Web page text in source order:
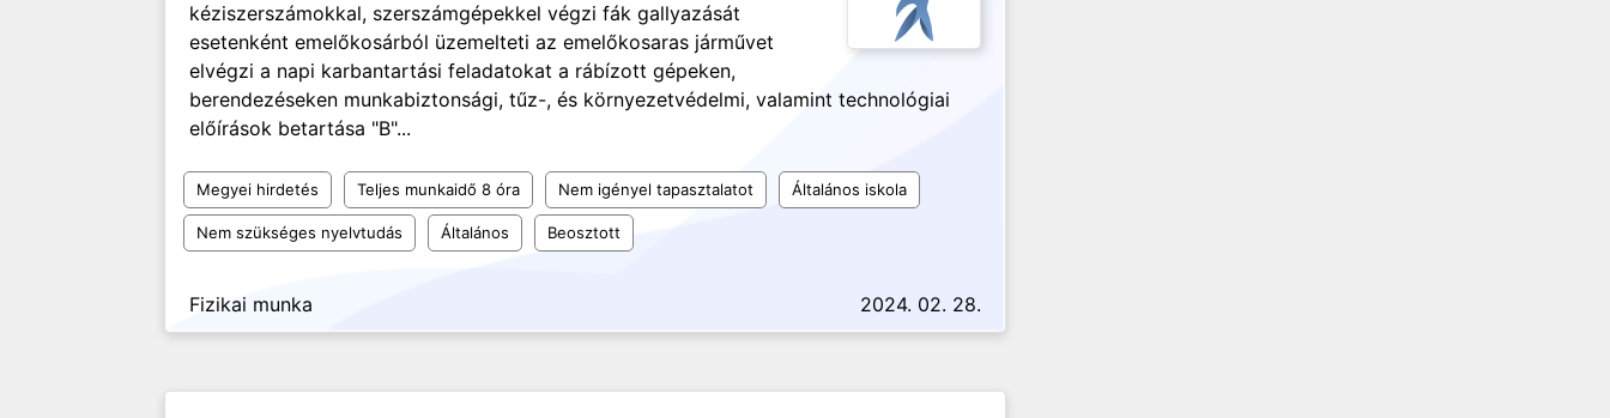
kéziszerszámokkal, szerszámgépekkel végzi fák gallyazását
esetenként emelőkosárból üzemelteti az emelőkosaras járművet
elvégzi a napi karbantartási feladatokat a rábízott gépeken,
berendezéseken munkabiztonsági, tűz-, és környezetvédelmi, valamint technológiai
előírások betartása "B"...
Megyei hirdetés Teljes munkaidő 8 óra Nem igényel tapasztalatot Általános iskola
Nem szükséges nyelvtudás Általános Beosztott
Fizikai munka 2024. 02. 28.